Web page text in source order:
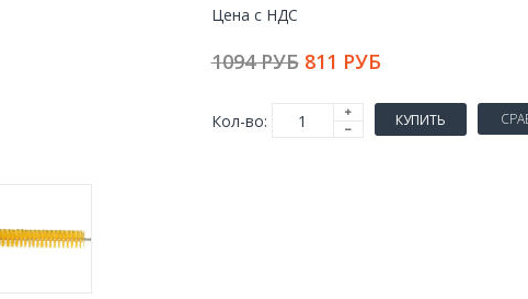
Цена с НДС
1094 РУБ 811 РУБ
Кол-во: КУПИТЬ